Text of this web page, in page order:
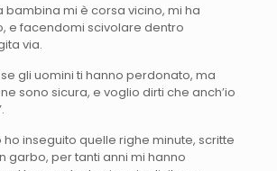
bambina mi è corsa vicino, mi ha
e facendomi scivolare dentro
via.
gli uomini ti hanno perdonato, ma
sono sicura, e voglio dirti che anch’io
inseguito quelle righe minute, scritte
garbo, per tanti anni mi hanno